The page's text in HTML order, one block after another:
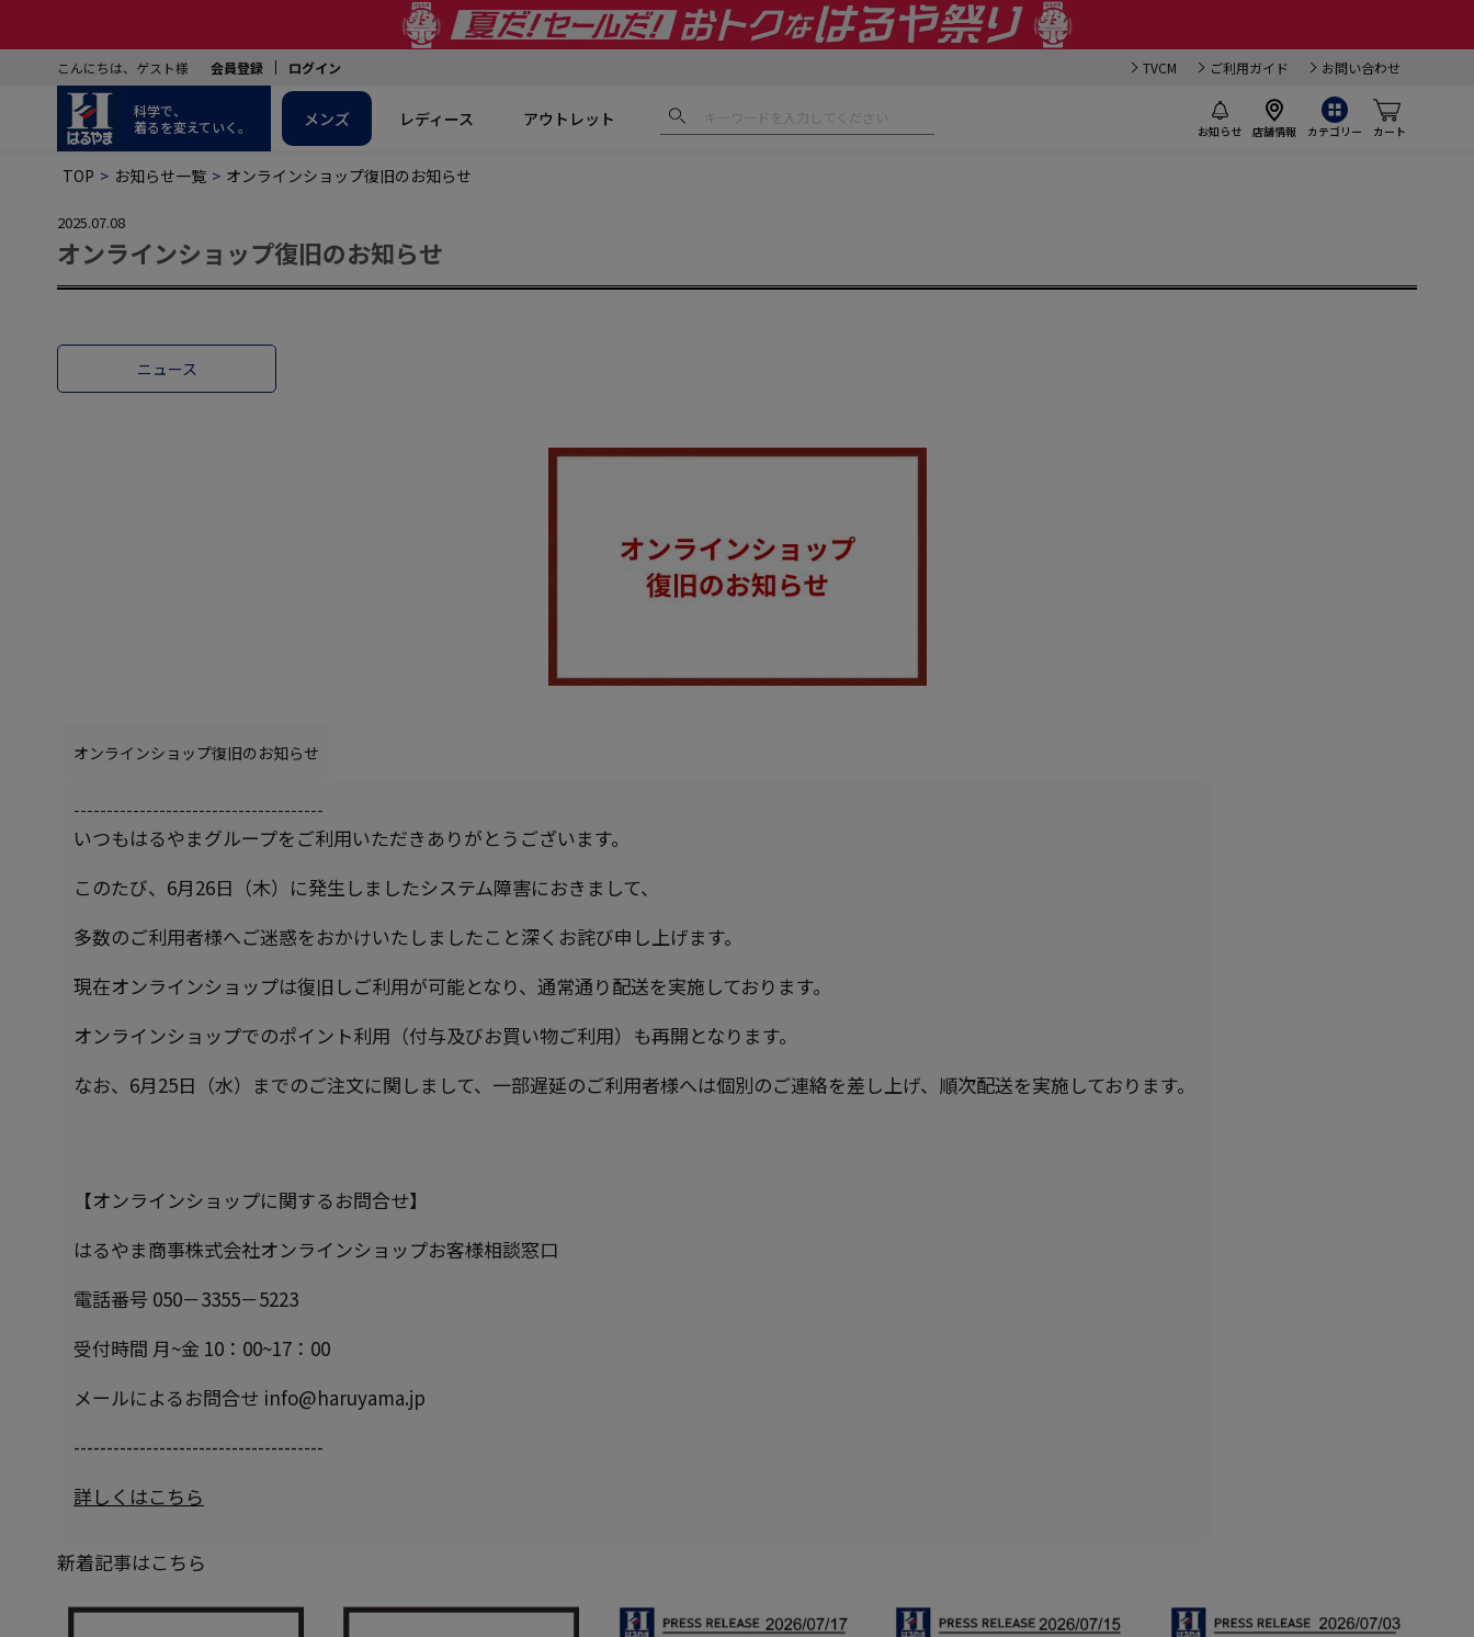
こんにちは、ゲスト様 会員登録 ログイン TVCM ご利用ガイド お問い合わせ
科学で、
着るを変えていく。
お知らせ 店舗情報 カテゴリー カート
メンズ レディース アウトレット
TOP お知らせ一覧 オンラインショップ復旧のお知らせ
2025.07.08
オンラインショップ復旧のお知らせ
ニュース
オンラインショップ復旧のお知らせ
--------------------------------------
いつもはるやまグループをご利用いただきありがとうございます。
このたび、6月26日（木）に発生しましたシステム障害におきまして、
多数のご利用者様へご迷惑をおかけいたしましたこと深くお詫び申し上げます。
現在オンラインショップは復旧しご利用が可能となり、通常通り配送を実施しております。
オンラインショップでのポイント利用（付与及びお買い物ご利用）も再開となります。
なお、6月25日（水）までのご注文に関しまして、一部遅延のご利用者様へは個別のご連絡を差し上げ、順次配送を実施しております。
【オンラインショップに関するお問合せ】
はるやま商事株式会社オンラインショップお客様相談窓口
電話番号 050－3355－5223
受付時間 月~金 10：00~17：00
メールによるお問合せ info@haruyama.jp
--------------------------------------
詳しくはこちら
新着記事はこちら